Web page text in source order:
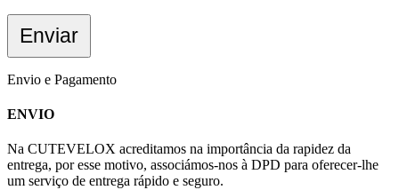
Envio e Pagamento
ENVIO
Na CUTEVELOX acreditamos na importância da rapidez da
entrega, por esse motivo, associámos-nos à DPD para oferecer-lhe
um serviço de entrega rápido e seguro.